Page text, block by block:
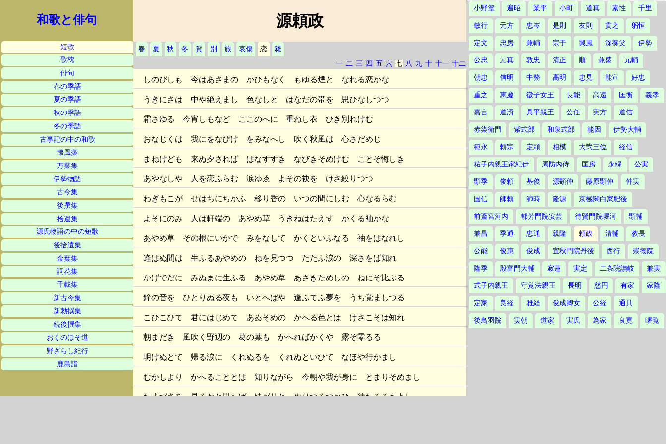
和歌と俳句
短歌
歌枕
俳句
春の季語
夏の季語
秋の季語
冬の季語
古事記の中の和歌
懐風藻
万葉集
伊勢物語
古今集
後撰集
拾遺集
源氏物語の中の短歌
後拾遺集
金葉集
詞花集
千載集
新古今集
新勅撰集
続後撰集
おくのほそ道
野ざらし紀行
鹿島詣
源頼政
春 夏 秋 冬 賀 別 旅 哀傷 恋
雑
一 二 三 四 五 六 七 八 九 十 十一 十二
しのびしも 今はあさまの かひもなく もゆる煙と なれる恋かな
うきにさは 中や絶えまし 色なしと はなだの帯を 思ひなしつつ
霜さゆる 今宵しもなど ここのへに 重ねし衣 ひき別れけむ
おなじくは 我にをなびけ をみなへし 吹く秋風は 心さだめじ
まねけども 来ぬ夕されば はなすすき なびきそめけむ ことぞ悔しき
あやなしや 人を恋ふらむ 涙ゆゑ よその袂を けさ絞りつつ
わぎもこが せはちにちかふ 移り香の いつの間にしむ 心なるらむ
よそにのみ 人は軒端の あやめ草 うきねはたえず かくる袖かな
あやめ草 その根にいかで みをなして かくといふなる 袖をはなれし
逢はぬ間は 生ふるあやめの ねを見つつ たたふ涙の 深さをば知れ
かげでだに みぬまに生ふる あやめ草 あさきためしの ねにぞ比ぶる
鐘の音を ひとりぬる夜も いとへばや 逢ふてふ夢を うち覚ましつる
こひこひて 君にはじめて あゐそめの かへる色とは けさこそは知れ
朝まだき 風吹く野辺の 葛の葉も かへればかくや 露ぞ零るる
明けぬとて 帰る涙に くれぬるを くれぬといひて なほや行かまし
むかしより かへることとは 知りながら 今朝や我が身に とまりそめまし
たまづさを 見るかと思へば 妹がりと やりつるつかひ 待たるるもよし
小野篁 遍昭 業平 小町 道真 素性 千里
敏行 元方 忠岑 是則 友則 貫之 躬恒
定文 忠房 兼輔 宗于 興風 深養父 伊勢
公忠 元真 敦忠 清正 順 兼盛 元輔
朝忠 信明 中務 高明 忠見 能宣 好忠
重之 恵慶 徽子女王 長能 高遠 匡衡 義孝
嘉言 道済 具平親王 公任 実方 道信
赤染衛門 紫式部 和泉式部 能因 伊勢大輔
範永 頼宗 定頼 相模 大弐三位 経信
祐子内親王家紀伊 周防内侍 匡房 永縁 公実
顕季 俊頼 基俊 源顕仲 藤原顕仲 仲実
国信 師頼 師時 隆源 京極関白家肥後
前斎宮河内 郁芳門院安芸 待賢門院堀河 顕輔
兼昌 季通 忠通 親隆 頼政 清輔 教長
公能 俊惠 俊成 宜秋門院丹後 西行 崇徳院
隆季 殷富門大輔 寂蓮 実定 二条院讃岐 兼実
式子内親王 守覚法親王 長明 慈円 有家 家隆
定家 良経 雅経 俊成卿女 公経 通具
後鳥羽院 実朝 道家 実氏 為家 良寛 曙覧